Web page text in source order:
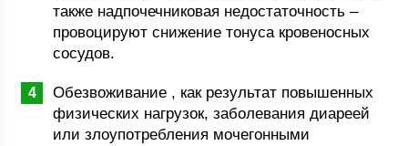
также надпочечниковая недостаточность –
провоцируют снижение тонуса кровеносных
сосудов.
Обезвоживание , как результат повышенных
физических нагрузок, заболевания диареей
или злоупотребления мочегонными